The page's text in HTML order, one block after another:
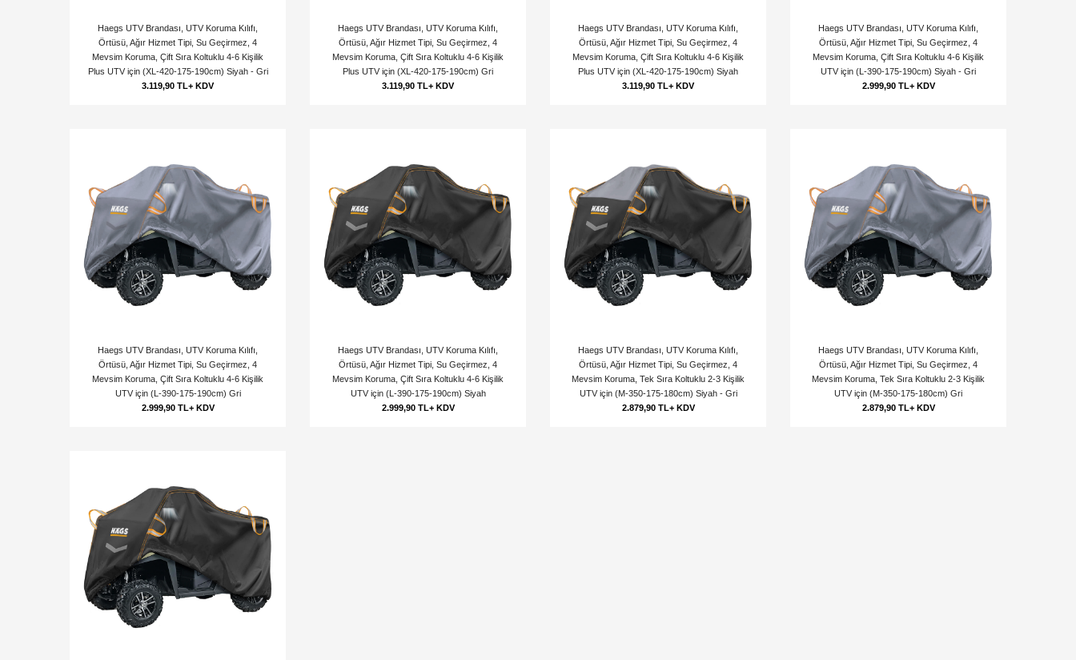
Haegs UTV Brandası, UTV Koruma Kılıfı,
Örtüsü, Ağır Hizmet Tipi, Su Geçirmez, 4
Mevsim Koruma, Çift Sıra Koltuklu 4-6 Kişilik
Plus UTV için (XL-420-175-190cm) Siyah - Gri
3.119,90 TL+ KDV
Haegs UTV Brandası, UTV Koruma Kılıfı,
Örtüsü, Ağır Hizmet Tipi, Su Geçirmez, 4
Mevsim Koruma, Çift Sıra Koltuklu 4-6 Kişilik
Plus UTV için (XL-420-175-190cm) Gri
3.119,90 TL+ KDV
Haegs UTV Brandası, UTV Koruma Kılıfı,
Örtüsü, Ağır Hizmet Tipi, Su Geçirmez, 4
Mevsim Koruma, Çift Sıra Koltuklu 4-6 Kişilik
Plus UTV için (XL-420-175-190cm) Siyah
3.119,90 TL+ KDV
Haegs UTV Brandası, UTV Koruma Kılıfı,
Örtüsü, Ağır Hizmet Tipi, Su Geçirmez, 4
Mevsim Koruma, Çift Sıra Koltuklu 4-6 Kişilik
UTV için (L-390-175-190cm) Siyah - Gri
2.999,90 TL+ KDV
Haegs UTV Brandası, UTV Koruma Kılıfı,
Örtüsü, Ağır Hizmet Tipi, Su Geçirmez, 4
Mevsim Koruma, Çift Sıra Koltuklu 4-6 Kişilik
UTV için (L-390-175-190cm) Gri
2.999,90 TL+ KDV
Haegs UTV Brandası, UTV Koruma Kılıfı,
Örtüsü, Ağır Hizmet Tipi, Su Geçirmez, 4
Mevsim Koruma, Çift Sıra Koltuklu 4-6 Kişilik
UTV için (L-390-175-190cm) Siyah
2.999,90 TL+ KDV
Haegs UTV Brandası, UTV Koruma Kılıfı,
Örtüsü, Ağır Hizmet Tipi, Su Geçirmez, 4
Mevsim Koruma, Tek Sıra Koltuklu 2-3 Kişilik
UTV için (M-350-175-180cm) Siyah - Gri
2.879,90 TL+ KDV
Haegs UTV Brandası, UTV Koruma Kılıfı,
Örtüsü, Ağır Hizmet Tipi, Su Geçirmez, 4
Mevsim Koruma, Tek Sıra Koltuklu 2-3 Kişilik
UTV için (M-350-175-180cm) Gri
2.879,90 TL+ KDV